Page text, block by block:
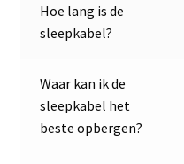
Hoe lang is de
sleepkabel?
Waar kan ik de
sleepkabel het
beste opbergen?